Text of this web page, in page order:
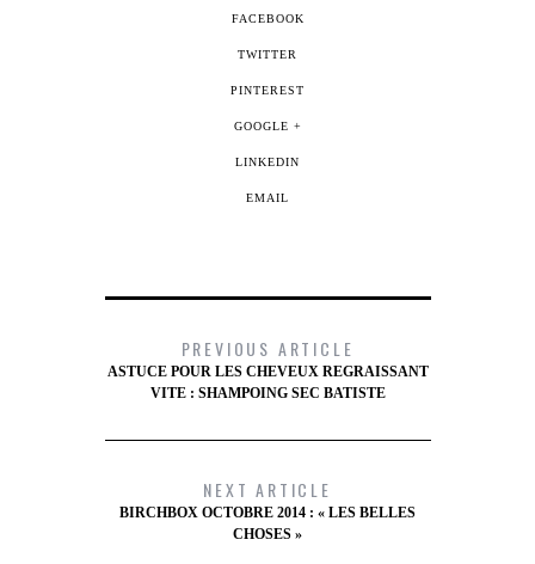
FACEBOOK
TWITTER
PINTEREST
GOOGLE +
LINKEDIN
EMAIL
PREVIOUS ARTICLE
ASTUCE POUR LES CHEVEUX REGRAISSANT
VITE : SHAMPOING SEC BATISTE
NEXT ARTICLE
BIRCHBOX OCTOBRE 2014 : « LES BELLES
CHOSES »